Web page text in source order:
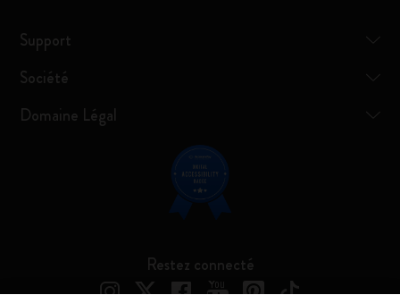
Support
Société
Domaine Légal
Restez connecté